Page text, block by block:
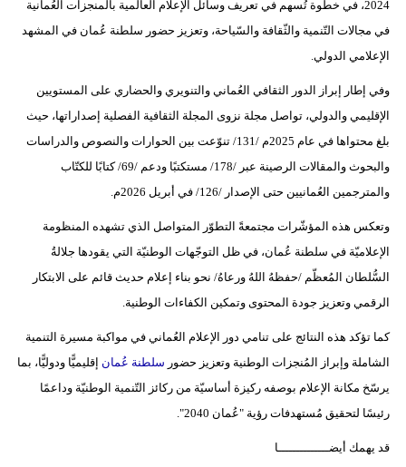
2024، في خطوة تُسهم في تعريف وسائل الإعلام العالمية بالمنجزات العُمانية
في مجالات التّنمية والثّقافة والسّياحة، وتعزيز حضور سلطنة عُمان في المشهد
الإعلامي الدولي.
وفي إطار إبراز الدور الثقافي العُماني والتنويري والحضاري على المستويين
الإقليمي والدولي، تواصل مجلة نزوى المجلة الثقافية الفصلية إصداراتها، حيث
بلغ محتواها في عام 2025م /131/ تنوّعت بين الحوارات والنصوص والدراسات
والبحوث والمقالات الرصينة عبر /178/ مستكتبًا ودعم /69/ كتابًا للكتّاب
والمترجمين العُمانيين حتى الإصدار /126/ في أبريل 2026م.
وتعكس هذه المؤشّرات مجتمعةً التطوّر المتواصل الذي تشهده المنظومة
الإعلاميّة في سلطنة عُمان، في ظل التوجّهات الوطنيّة التي يقودها جلالةُ
السُّلطان المُعظّم /حفظهُ اللهُ ورعاهُ/ نحو بناء إعلام حديث قائم على الابتكار
الرقمي وتعزيز جودة المحتوى وتمكين الكفاءات الوطنية.
كما تؤكد هذه النتائج على تنامي دور الإعلام العُماني في مواكبة مسيرة التنمية
الشاملة وإبراز المُنجزات الوطنية وتعزيز حضور سلطنة عُمان إقليميًّا ودوليًّا، بما
يرسّخ مكانة الإعلام بوصفه ركيزة أساسيّة من ركائز التّنمية الوطنيّة وداعمًا
رئيسًا لتحقيق مُستهدفات رؤية "عُمان 2040".
قد يهمك أيضــــــــــــــا